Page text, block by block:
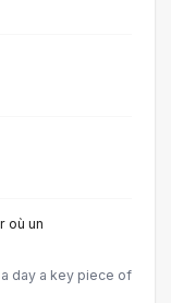
où un
day a key piece of